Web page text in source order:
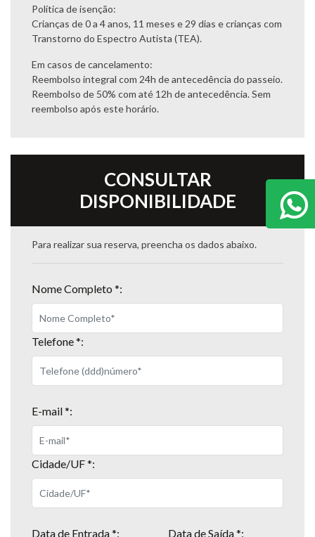
Política de isenção:
Crianças de 0 a 4 anos, 11 meses e 29 dias e crianças com
Transtorno do Espectro Autista (TEA).
Em casos de cancelamento:
Reembolso integral com 24h de antecedência do passeio.
Reembolso de 50% com até 12h de antecedência. Sem
reembolso após este horário.
CONSULTAR
DISPONIBILIDADE
Para realizar sua reserva, preencha os dados abaixo.
Nome Completo *:
Telefone *:
E-mail *:
Cidade/UF *:
Data de Entrada *: Data de Saída *: